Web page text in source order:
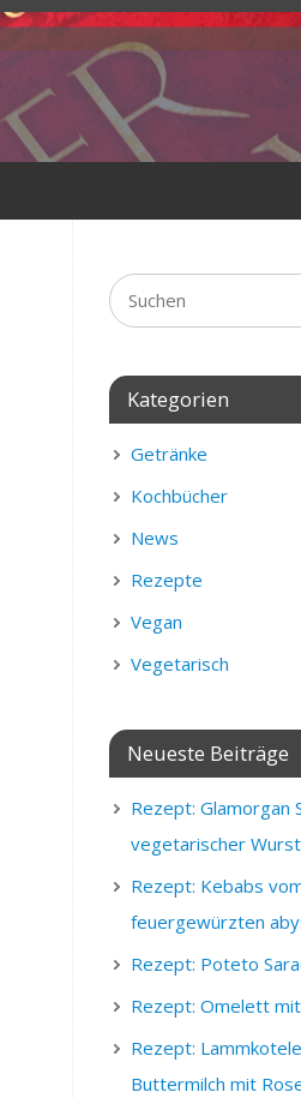
Kategorien
Getränke
Kochbücher
News
Rezepte
Vegan
Vegetarisch
Neueste Beiträge
Rezept: Glamorgan
vegetarischer
Rezept: Kebabs
feuergewürzten
Rezept: Poteto
Rezept: Omelett
Rezept:
Buttermilch mit